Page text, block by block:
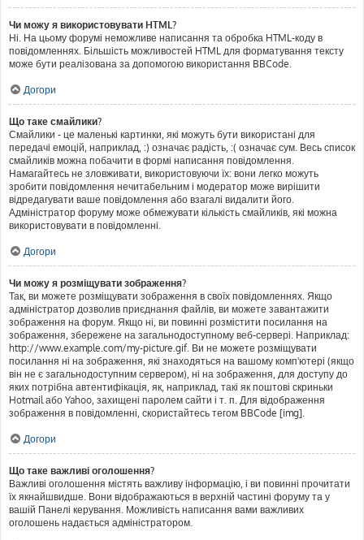
Чи можу я використовувати HTML?
Ні. На цьому форумі неможливе написання та обробка HTML-коду в
повідомленнях. Більшість можливостей HTML для форматування тексту
може бути реалізована за допомогою використання BBCode.
Догори
Що таке смайлики?
Смайлики - це маленькі картинки, які можуть бути використані для
передачі емоцій, наприклад, :) означає радість, :( означає сум. Весь список
смайликів можна побачити в формі написання повідомлення.
Намагайтесь не зловживати, використовуючи їх: вони легко можуть
зробити повідомлення нечитабельним і модератор може вирішити
відредагувати ваше повідомлення або взагалі видалити його.
Адміністратор форуму може обмежувати кількість смайликів, які можна
використовувати в повідомленні.
Догори
Чи можу я розміщувати зображення?
Так, ви можете розміщувати зображення в своїх повідомленнях. Якщо
адміністратор дозволив приєднання файлів, ви можете завантажити
зображення на форум. Якщо ні, ви повинні розмістити посилання на
зображення, збережене на загальнодоступному веб-сервері. Наприклад:
http://www.example.com/my-picture.gif. Ви не можете розміщувати
посилання ні на зображення, які знаходяться на вашому комп'ютері (якщо
він не є загальнодоступним сервером), ні на зображення, для доступу до
яких потрібна автентифікація, як, наприклад, такі як поштові скриньки
Hotmail або Yahoo, захищені паролем сайти і т. п. Для відображення
зображення в повідомленні, скористайтесь тегом BBCode [img].
Догори
Що таке важливі оголошення?
Важливі оголошення містять важливу інформацію, і ви повинні прочитати
їх якнайшвидше. Вони відображаються в верхній частині форуму та у
вашій Панелі керування. Можливість написання вами важливих
оголошень надається адміністратором.